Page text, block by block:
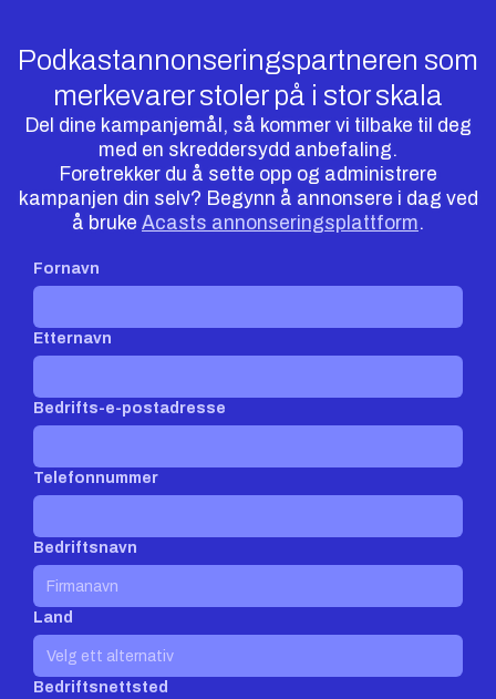
Podkastannonseringspartneren som
merkevarer stoler på i stor skala
Del dine kampanjemål, så kommer vi tilbake til deg
med en skreddersydd anbefaling.
Foretrekker du å sette opp og administrere
kampanjen din selv? Begynn å annonsere i dag ved
å bruke Acasts annonseringsplattform.
Fornavn
Etternavn
Bedrifts-e-postadresse
Telefonnummer
Bedriftsnavn
Land
Bedriftsnettsted